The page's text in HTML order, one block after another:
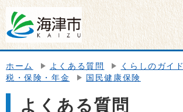
ホーム よくある質問
くらしのガイド
税・保険・年金
国民健康保険
よくある質問